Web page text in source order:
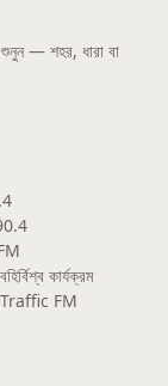
— শহর, ধারা বা
কার্যক্রম
Traffic FM